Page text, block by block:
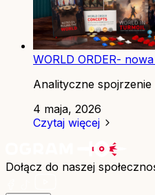
WORLD ORDER-
Analityczne
4 maja, 2026
Czytaj więcej
Dołącz do naszej